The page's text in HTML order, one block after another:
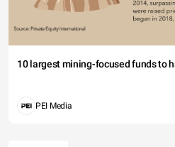
10 largest mining-focused funds to
PEI Media